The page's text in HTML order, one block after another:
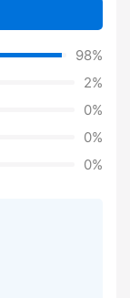
98%
2%
0%
0%
0%